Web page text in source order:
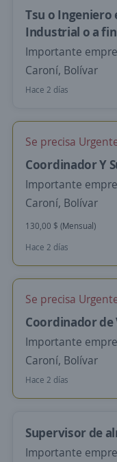
Tsu o
Industrial o a fin
Importante
Caroní, Bolívar
Hace 2 días
Se precisa
Coordinador Y
Importante
Caroní, Bolívar
130,00 $ (Mensual)
Hace 2 días
Se precisa
Coordinador de
Importante
Caroní, Bolívar
Hace 2 días
Supervisor de
Importante